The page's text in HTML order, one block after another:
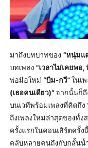
มาถึงบทบาทของ “หนุ่มแ
บทเพลง “เวลาไม่เคยพอ,
พ่อมือใหม่ “บีม-กวี”ในเ
(เธอคนเดียว)” จากนั้นก็
บนเวทีพร้อมเพลงที่คิดถึง
ถึงเพลงใหม่ล่าสุดของทั้ง
ครั้งแรกในคอนเสิร์ตครั้ง
คลับหลายคนถึงกับกลั้นน้